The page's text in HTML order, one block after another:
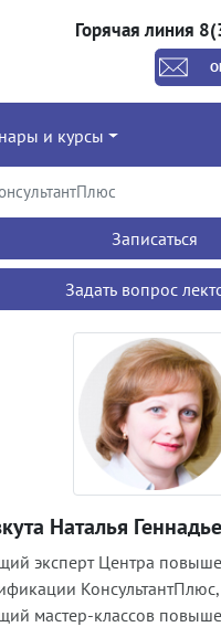
Горячая линия
и курсы
Записаться
Задать вопрос
Наталья
эксперт Центра
КонсультантПлюс,
мастер-классов